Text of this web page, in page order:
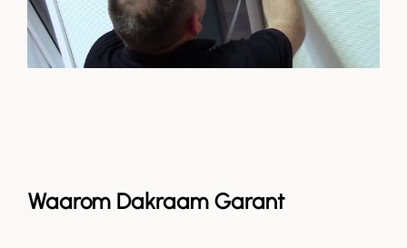
Waarom Dakraam Garant